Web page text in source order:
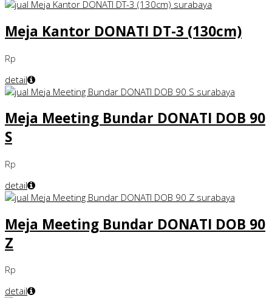
Meja Kantor DONATI DT-3 (130cm)
Rp
detail
Meja Meeting Bundar DONATI DOB 90
S
Rp
detail
Meja Meeting Bundar DONATI DOB 90
Z
Rp
detail